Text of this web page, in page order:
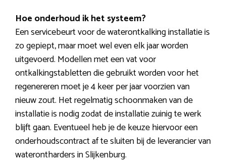
Hoe onderhoud ik het systeem?
Een servicebeurt voor de waterontkalking installatie is
zo gepiept, maar moet wel even elk jaar worden
uitgevoerd. Modellen met een vat voor
ontkalkingstabletten die gebruikt worden voor het
regenereren moet je 4 keer per jaar voorzien van
nieuw zout. Het regelmatig schoonmaken van de
installatie is nodig zodat de installatie zuinig te werk
blijft gaan. Eventueel heb je de keuze hiervoor een
onderhoudscontract af te sluiten bij de leverancier van
waterontharders in Slijkenburg.